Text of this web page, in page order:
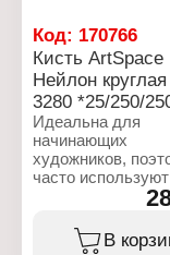
Код: 170766
Кисть ArtSpace
Нейлон
3280 *25/250/
Идеальна для
начинающих
художников,
часто
учреждениях.
круглой формы с
В